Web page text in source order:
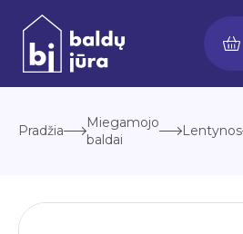
Pereiti
prie
turinio
Pradžia
Miegamojo
baldai
Lentynos